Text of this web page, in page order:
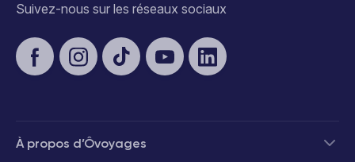
Suivez-nous sur les réseaux sociaux
À propos d’Ôvoyages